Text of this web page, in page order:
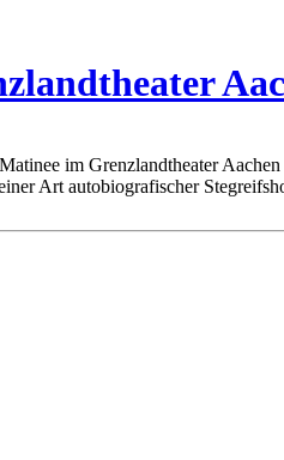
im Grenzlandtheater
Art autobiografischer